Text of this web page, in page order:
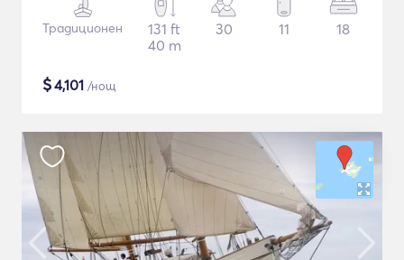
Традиционен
131 ft
40 m
30 11 18
$4,101 /нощ